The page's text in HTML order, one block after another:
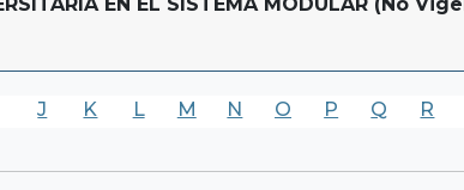
J K L M N O P Q R